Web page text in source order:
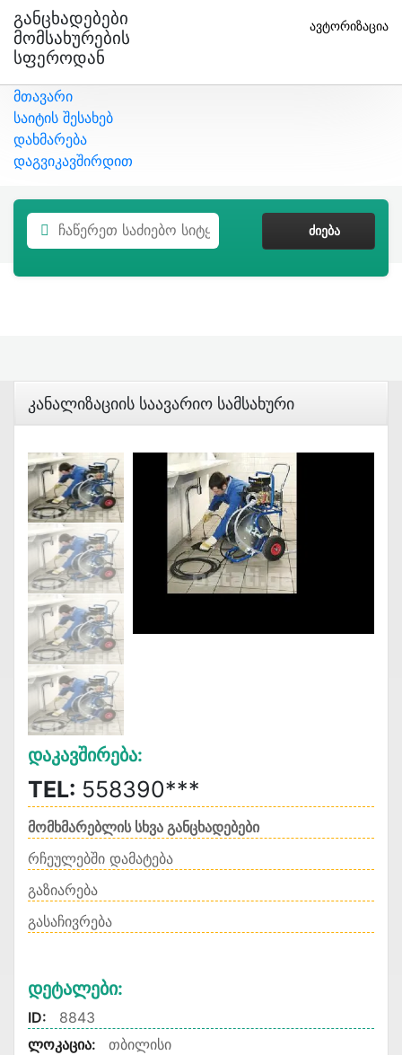
Განცხადებები
Მომსახურების
Სფეროდან
ავტორიზაცია
მთავარი
საიტის შესახებ
დახმარება
დაგვიკავშირდით
ᲫᲘᲔᲑᲐ
Კანალიზაციის Საავარიო Სამსახური
Დაკავშირება:
TEL: 558390***
მომხმარებლის სხვა განცხადებები
რჩეულებში დამატება
გაზიარება
გასაჩივრება
Დეტალები:
ID:
8843
ლოკაცია:
თბილისი